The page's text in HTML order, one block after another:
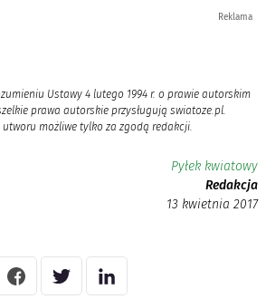
Reklama
Ustawy 4 lutego 1994 r. o prawie autorskim
prawa autorskie przysługują swiatoze.pl.
możliwe tylko za zgodą redakcji.
Pyłek kwiatowy
Redakcja
13 kwietnia 2017